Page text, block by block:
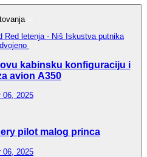
Red letenja - Niš Iskustva putnika
kabinsku konfiguraciju i
avion A350
06, 2025
pilot malog princa
06, 2025